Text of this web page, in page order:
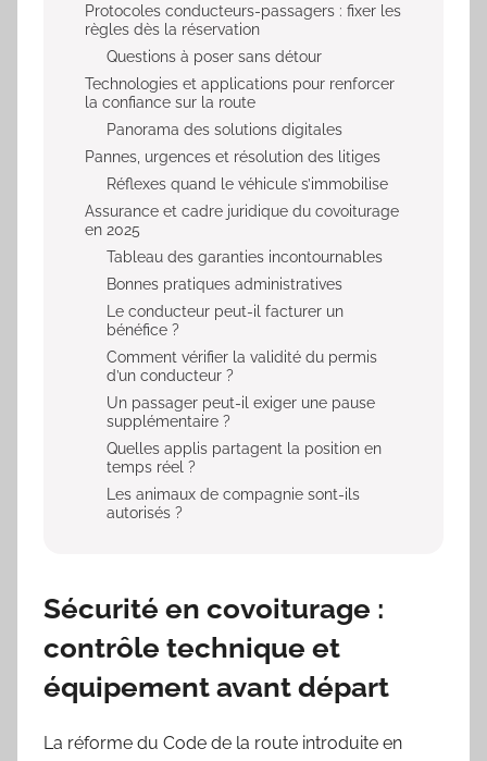
Protocoles conducteurs-passagers : fixer les
règles dès la réservation
Questions à poser sans détour
Technologies et applications pour renforcer
la confiance sur la route
Panorama des solutions digitales
Pannes, urgences et résolution des litiges
Réflexes quand le véhicule s’immobilise
Assurance et cadre juridique du covoiturage
en 2025
Tableau des garanties incontournables
Bonnes pratiques administratives
Le conducteur peut-il facturer un
bénéfice ?
Comment vérifier la validité du permis
d’un conducteur ?
Un passager peut-il exiger une pause
supplémentaire ?
Quelles applis partagent la position en
temps réel ?
Les animaux de compagnie sont-ils
autorisés ?
Sécurité en covoiturage :
contrôle technique et
équipement avant départ
La réforme du Code de la route introduite en